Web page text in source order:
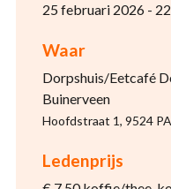
25 februari 2026 -
Waar
Dorpshuis/Eetcafé
Buinerveen
Hoofdstraat 1, 9524
Ledenprijs